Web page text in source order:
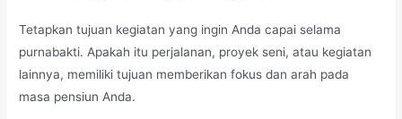
Tetapkan tujuan kegiatan yang ingin Anda capai selama
purnabakti. Apakah itu perjalanan, proyek seni, atau kegiatan
lainnya, memiliki tujuan memberikan fokus dan arah pada
masa pensiun Anda.